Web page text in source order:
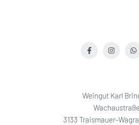
Weingut Karl
3133 Traismauer-
Facebook